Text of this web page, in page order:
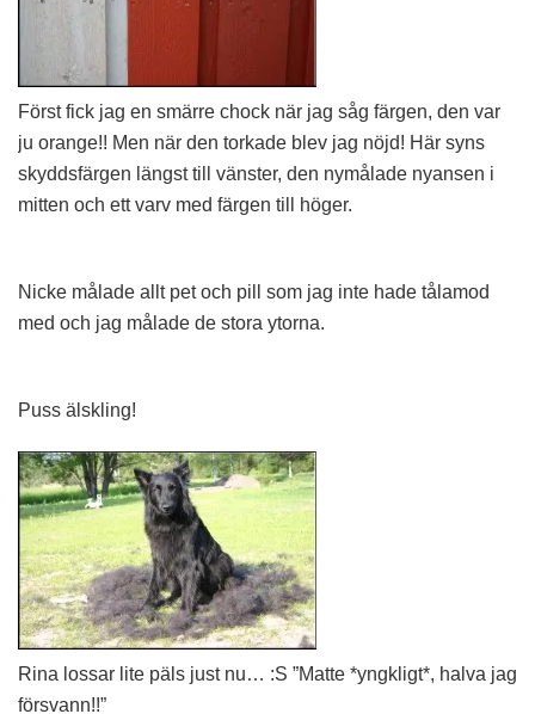
Först fick jag en smärre chock när jag såg färgen, den var
ju orange!! Men när den torkade blev jag nöjd! Här syns
skyddsfärgen längst till vänster, den nymålade nyansen i
mitten och ett varv med färgen till höger.
Nicke målade allt pet och pill som jag inte hade tålamod
med och jag målade de stora ytorna.
Puss älskling!
Rina lossar lite päls just nu… :S ”Matte *yngkligt*, halva jag
försvann!!”